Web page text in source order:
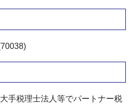
手税理士法人等でパートナー税